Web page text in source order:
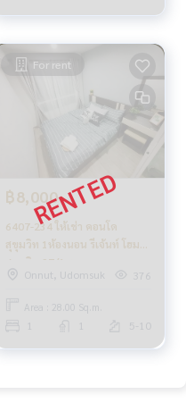
For rent
฿8,000
6407-234 ให้เช่า คอนโด
สุขุมวิท 1ห้องนอน รีเจ้นท์ โฮม
สุขุมวิท 97/1 ราคาถูก
ใกล้BTSบางจาก
Onnut, Udomsuk 376
Area : 28.00 Sq.m.
5-10